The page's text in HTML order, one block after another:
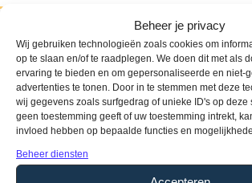
Beheer je privacy
Wij gebruiken technologieën zoals cookies om
op te slaan en/of te raadplegen. We doen dit met als
ervaring te bieden en om gepersonaliseerde en niet-
advertenties te tonen. Door in te stemmen met deze
wij gegevens zoals surfgedrag of unieke ID's op deze
geen toestemming geeft of uw toestemming intrekt,
invloed hebben op bepaalde functies en
Beheer diensten
Producteigenschappen
Soort vloer:Rigid Click
Pakinhoud:2,76 m2
Aantal planken per pak:11
Dikte: 6,5 mm
Breedte:226 mm
Lengte:1524 mm